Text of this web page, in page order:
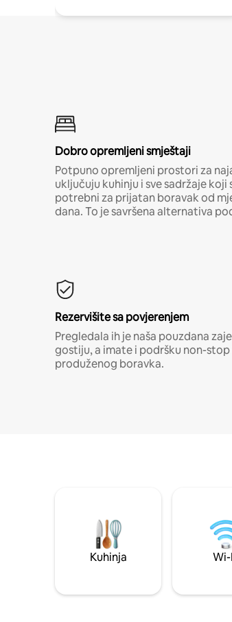
Dobro opremljeni smještaji
Potpuno opremljeni prostori za
uključuju kuhinju i sve sadržaje koji
potrebni za prijatan boravak od
dana. To je savršena alternativa
Rezervišite sa povjerenjem
Pregledala ih je naša pouzdana
gostiju, a imate i podršku non-
produženog boravka.
Kuhinja Wi-